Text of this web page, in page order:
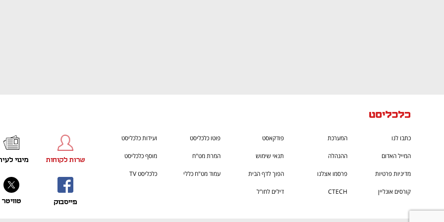
כתבו לנו המערכת פודקאסט פוטו כלכליסט ועידות כלכליסט
המייל האדום ההנהלה תנאי שימוש המרת מט"ח מוסף כלכליסט
מדיניות פרטיות פרסמו אצלנו הפוך לדף הבית עמוד מט"ח כללי כלכליסט TV
קורסים אונליין CTECH
דילים לחו"ל
פייסבוק
שרות לקוחות
טוויטר
מינוי